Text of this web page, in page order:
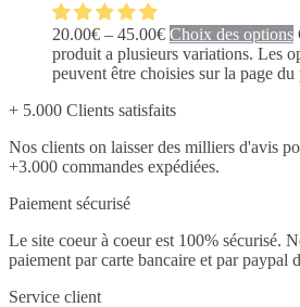
20.00€ – 45.00€ Choix des options
produit a plusieurs variations. Les
peuvent être choisies sur la page
+ 5.000 Clients satisfaits
Nos clients on laisser des milliers d'avis
+3.000 commandes expédiées.
Paiement sécurisé
Le site coeur à coeur est 100% sécurisé.
paiement par carte bancaire et par paypal
Service client